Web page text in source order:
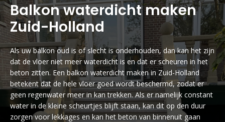
Balkon waterdicht maken
Zuid-Holland
Als uw balkon oud is of slecht is onderhouden, dan kan het zijn
dat de vloer niet meer waterdicht is en dat er scheuren in het
beton zitten. Een balkon waterdicht maken in Zuid-Holland
betekent dat de hele vloer goed wordt beschermd, zodat er
geen regenwater meer in kan trekken. Als er namelijk constant
water in de kleine scheurtjes blijft staan, kan dit op den duur
zorgen voor lekkages en kan het beton van binnenuit gaan